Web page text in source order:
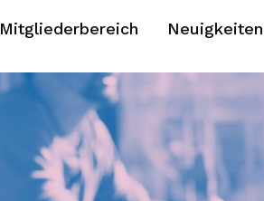
Mitgliederbereich Neuigkeiten